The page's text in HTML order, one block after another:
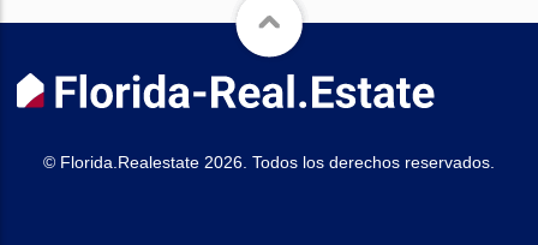
© Florida.Realestate 2026. Todos los derechos reservados.